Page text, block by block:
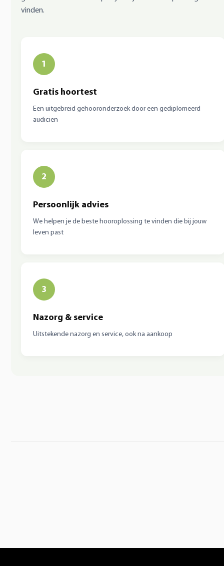
vinden.
1
Gratis hoortest
Een uitgebreid gehooronderzoek door een gediplomeerd
audicien
2
Persoonlijk advies
We helpen je de beste hooroplossing te vinden die bij jouw
leven past
3
Nazorg & service
Uitstekende nazorg en service, ook na aankoop